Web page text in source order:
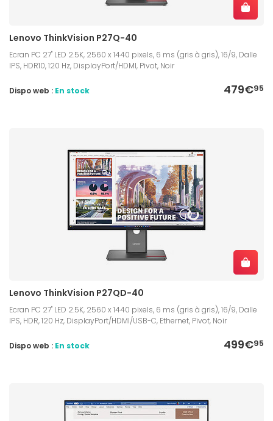
Lenovo ThinkVision P27Q-40
Ecran PC 27" LED 2.5K, 2560 x 1440 pixels, 6 ms (gris à gris), 16/9, Dalle
IPS, HDR10, 120 Hz, DisplayPort/HDMI, Pivot, Noir
479€95
Dispo web : En stock
Lenovo ThinkVision P27QD-40
Ecran PC 27" LED 2.5K, 2560 x 1440 pixels, 6 ms (gris à gris), 16/9, Dalle
IPS, HDR, 120 Hz, DisplayPort/HDMI/USB-C, Ethernet, Pivot, Noir
499€95
Dispo web : En stock